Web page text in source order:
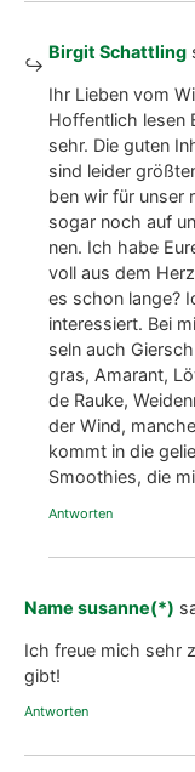
Birgit Schattling
Ihr Lie­ben vom
Hof­fent­lich lesen
sehr. Die guten
sind lei­der
ben wir für unser
sogar noch auf
nen. Ich habe
voll aus dem
es schon lan­ge?
inter­es­siert. Bei
seln auch
gras, Ama­rant,
de Rau­ke,
der Wind,
kommt in die
Smoothies, die
Antworten
Name susanne(*)
Ich freue mich sehr
gibt!
Antworten